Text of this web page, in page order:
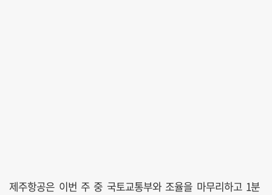
제주항공은 이번 주 중 국토교통부와 조율을 마무리하고 1분